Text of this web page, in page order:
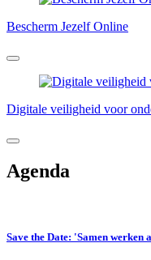
Bescherm Jezelf Online
Digitale veiligheid voor
Agenda
Save the Date: 'Samen